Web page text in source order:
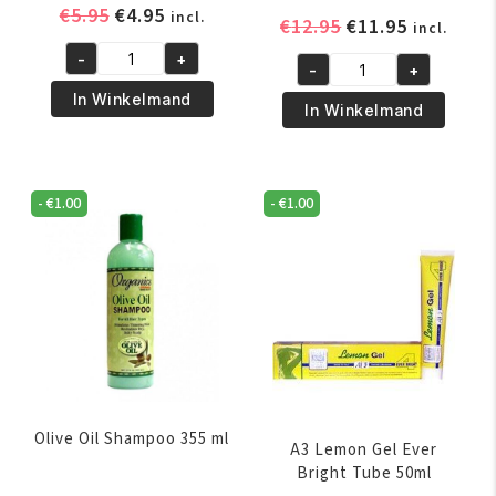
€5.95 Oorspronkelijke
was:
€5.95.
€4.95Huidige
prijs
is:
€4.95.
incl.
Olive
Oil
Moisturizing
355
aantal
- +
In Winkelmand
€12.95
was:
€12.95.
€11.95 Huidige
prijs
is:
€11.95.
incl.
A3
Lemon
Face
Cleanser
260ml
- +
In Winkelmand
-€1.00
Olive Oil Shampoo 355 ml
-€1.00
A3 Lemon Gel Ever
Bright Tube 50ml